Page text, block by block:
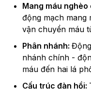
Mang máu nghèo
động mạch mang
vận chuyển máu
Phân nhánh:
nhánh chính -
máu đến hai lá
Cấu trúc đàn hồi: